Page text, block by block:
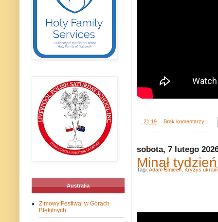
21:19 Brak komentarzy:
sobota, 7 lutego
Minął
Tagi: Adam Śmiech Kryzys
Australia
Zimowy Festiwal w Górach
Błękitnych